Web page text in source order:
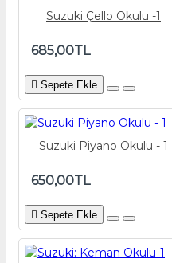
Suzuki Çello Okulu -1
685,00TL
Sepete Ekle
Suzuki Piyano Okulu - 1
650,00TL
Sepete Ekle